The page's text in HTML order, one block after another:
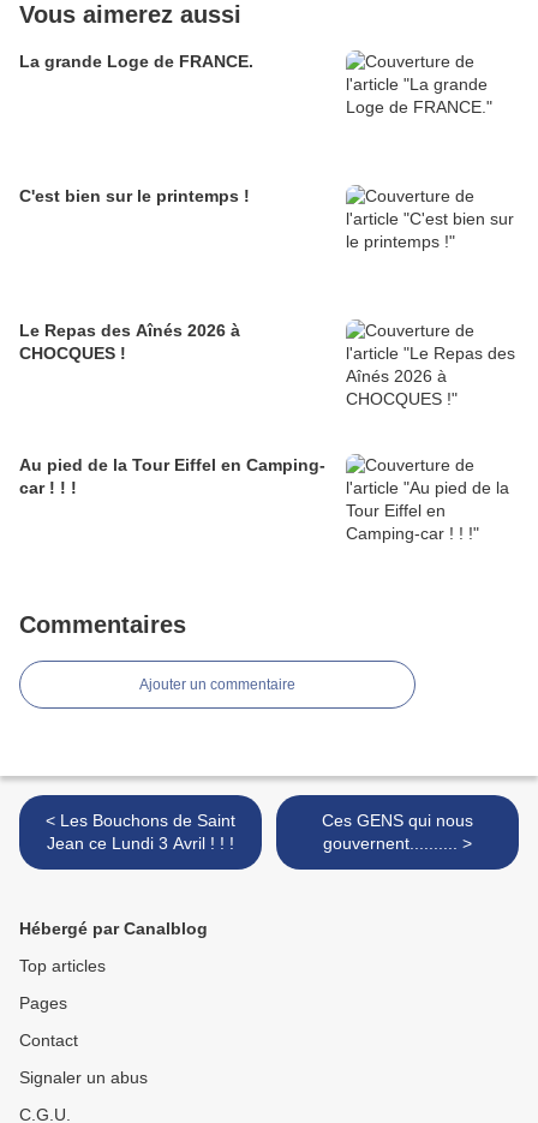
Vous aimerez aussi
La grande Loge de FRANCE.
C'est bien sur le printemps !
Le Repas des Aînés 2026 à
CHOCQUES !
Au pied de la Tour Eiffel en Camping-
car ! ! !
Commentaires
Ajouter un commentaire
< Les Bouchons de Saint
Jean ce Lundi 3 Avril ! ! !
Ces GENS qui nous
gouvernent.......... >
Hébergé par Canalblog
Top articles
Pages
Contact
Signaler un abus
C.G.U.